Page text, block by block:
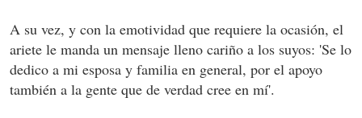
A su vez, y con la emotividad que requiere la ocasión, el
ariete le manda un mensaje lleno cariño a los suyos: 'Se lo
dedico a mi esposa y familia en general, por el apoyo
también a la gente que de verdad cree en mí'.